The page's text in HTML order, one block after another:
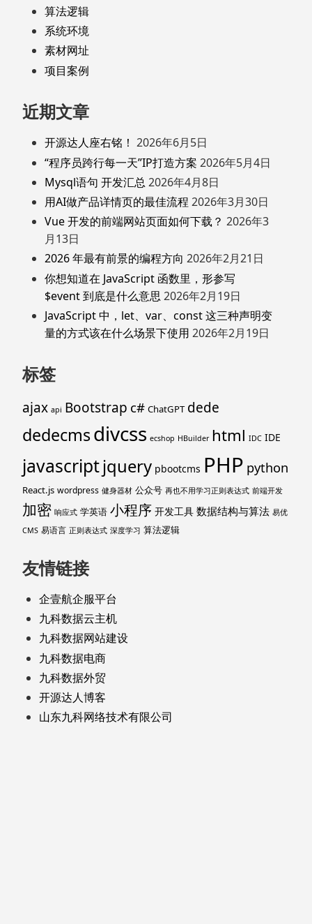
算法逻辑
系统环境
素材网址
项目案例
近期文章
开源达人座右铭！ 2026年6月5日
“程序员跨行每一天”IP打造方案 2026年5月4日
Mysql语句 开发汇总 2026年4月8日
用AI做产品详情页的最佳流程 2026年3月30日
Vue 开发的前端网站页面如何下载？ 2026年3
月13日
2026 年最有前景的编程方向 2026年2月21日
你想知道在 JavaScript 函数里，形参写
$event 到底是什么意思 2026年2月19日
JavaScript 中，let、var、const 这三种声明变
量的方式该在什么场景下使用 2026年2月19日
标签
ajax api Bootstrap c# ChatGPT dede
dedecmsdivcss ecshop HBuilder html IDC IDE
javascriptjquery pbootcms PHP python
React.js wordpress 健身器材 公众号 再也不用学习正则表达式 前端开发
加密 响应式 学英语 小程序 开发工具 数据结构与算法 易优
CMS 易语言 正则表达式 深度学习 算法逻辑
友情链接
企壹航企服平台
九科数据云主机
九科数据网站建设
九科数据电商
九科数据外贸
开源达人博客
山东九科网络技术有限公司